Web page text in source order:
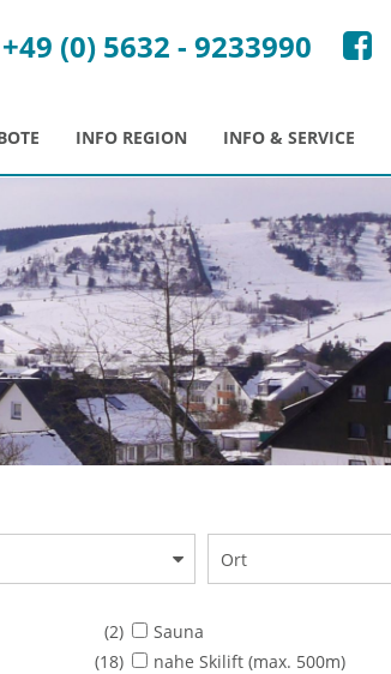
INFO REGION INFO & SERVICE
+49 (0) 5632 - 9233990
Ort
(2) Sauna
(18) nahe Skilift (max. 500m)